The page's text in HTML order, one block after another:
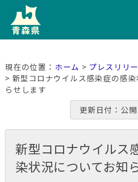
ホーム > プレスリリ
> 新型コロナウイルス感染症の感
らせします
更新日付：公
新型コロナウイルス
染状況についてお知